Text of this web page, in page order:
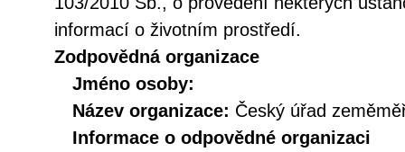
informací o životním prostředí.
Zodpovědná organizace
Jméno osoby:
Název organizace: Český úřad
Informace o odpovědné organizaci